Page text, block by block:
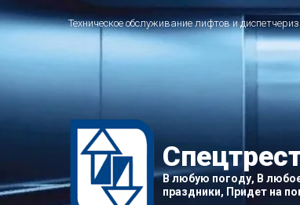
Техническое обслуживание лифтов и
В любую погоду, В
праздники, Придет на